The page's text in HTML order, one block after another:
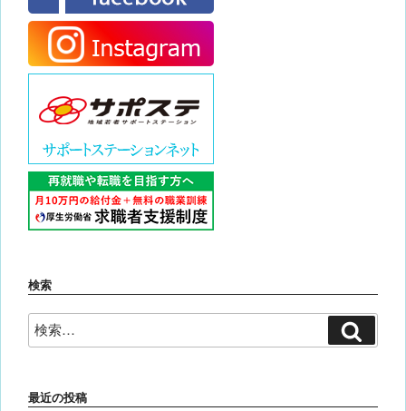
検索
検
索:
最近の投稿